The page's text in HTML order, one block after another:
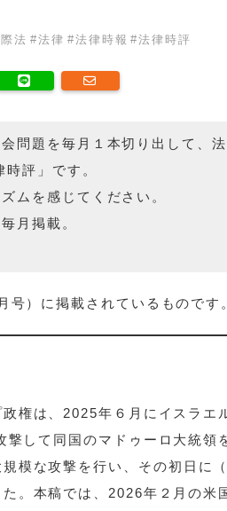
際法 #法律 #法律時報 #法律時評
問題を毎月１本切り出して、
評」です。
ムを感じてください。
月掲載。
号）に掲載されているもので
権は、2025年６月にイスラエ
して同国のマドゥーロ大統領
模な攻撃を行い、その初日に
。本稿では、2026年２月の米